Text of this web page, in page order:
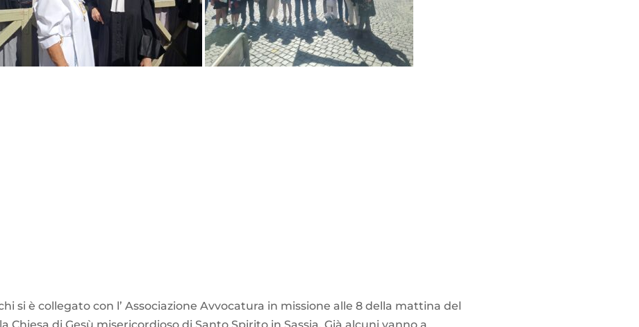
si è collegato con l’ Associazione Avvocatura in missione alle 8 della mattina del